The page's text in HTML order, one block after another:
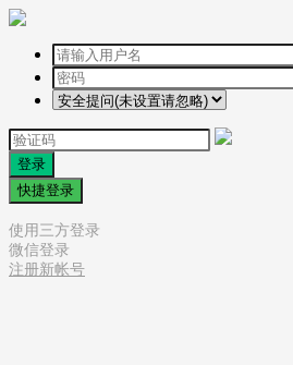
登录
快捷登录
使用三方登录
微信登录
注册新帐号